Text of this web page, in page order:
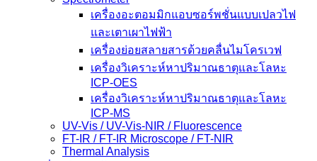
เครื่องอะตอมมิกแอบซอร์พชั่นแบบเปลวไฟ
และเตาเผาไฟฟ้า
เครื่องย่อยสลายสารด้วยคลื่นไมโครเวฟ
เครื่องวิเคราะห์หาปริมาณธาตุและโลหะ
ICP-OES
เครื่องวิเคราะห์หาปริมาณธาตุและโลหะ
ICP-MS
UV-Vis / UV-Vis-NIR / Fluorescence
FT-IR / FT-IR Microscope / FT-NIR
Thermal Analysis